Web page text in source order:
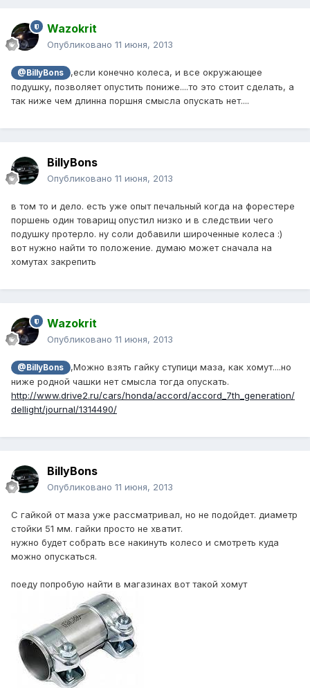
Wazokrit
Опубликовано 11 июня, 2013
@BillyBons
,если конечно колеса, и все окружающее
подушку, позволяет опустить пониже....то это стоит сделать, а
так ниже чем длинна поршня смысла опускать нет....
BillyBons
Опубликовано 11 июня, 2013
в том то и дело. есть уже опыт печальный когда на форестере
поршень один товарищ опустил низко и в следствии чего
подушку протерло. ну соли добавили широченные колеса :)
вот нужно найти то положение. думаю может сначала на
хомутах закрепить
Wazokrit
Опубликовано 11 июня, 2013
@BillyBons
,Можно взять гайку ступици маза, как хомут....но
ниже родной чашки нет смысла тогда опускать.
http://www.drive2.ru/cars/honda/accord/accord_7th_generation/
dellight/journal/1314490/
BillyBons
Опубликовано 11 июня, 2013
С гайкой от маза уже рассматривал, но не подойдет. диаметр
стойки 51 мм. гайки просто не хватит.
нужно будет собрать все накинуть колесо и смотреть куда
можно опускаться.
поеду попробую найти в магазинах вот такой хомут